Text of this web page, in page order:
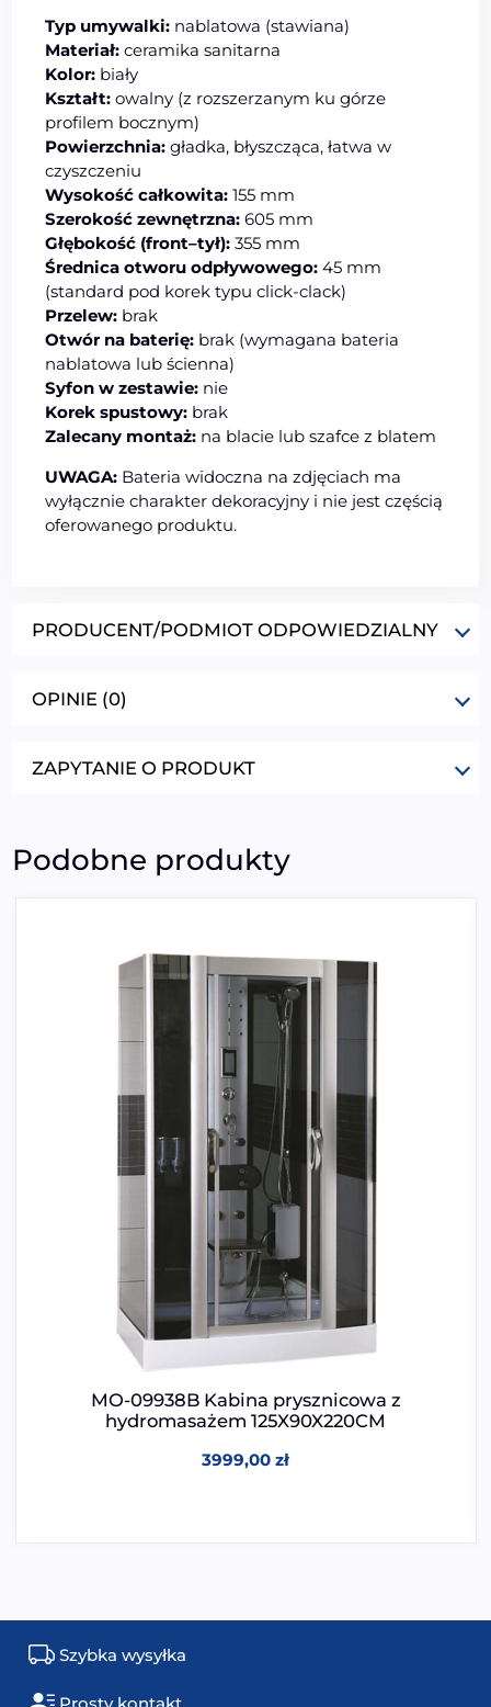
Typ umywalki: nablatowa (stawiana)
Materiał: ceramika sanitarna
Kolor: biały
Kształt: owalny (z rozszerzanym ku górze
profilem bocznym)
Powierzchnia: gładka, błyszcząca, łatwa w
czyszczeniu
Wysokość całkowita: 155 mm
Szerokość zewnętrzna: 605 mm
Głębokość (front–tył): 355 mm
Średnica otworu odpływowego: 45 mm
(standard pod korek typu click-clack)
Przelew: brak
Otwór na baterię: brak (wymagana bateria
nablatowa lub ścienna)
Syfon w zestawie: nie
Korek spustowy: brak
Zalecany montaż: na blacie lub szafce z blatem
UWAGA: Bateria widoczna na zdjęciach ma
wyłącznie charakter dekoracyjny i nie jest częścią
oferowanego produktu.
PRODUCENT/PODMIOT ODPOWIEDZIALNY
OPINIE (0)
ZAPYTANIE O PRODUKT
Podobne produkty
MO-09938B Kabina prysznicowa z
hydromasażem 125X90X220CM
3999,00zł
Szybka wysyłka